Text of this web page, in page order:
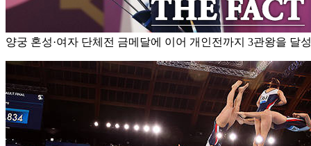
양궁 혼성·여자 단체전 금메달에 이어 개인전까지 3관왕을 달